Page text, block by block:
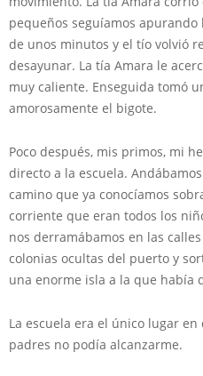
pequeños seguíamos apurando
de unos minutos y el tío volvió
desayunar. La tía Amara le
muy caliente. Enseguida tomó
amorosamente el bigote.
Poco después, mis primos, mi
directo a la escuela.
camino que ya conocíamos
corriente que eran todos los
nos derramábamos en las
colonias ocultas del puerto y
una enorme isla a la que había
La escuela era el único lugar
padres no podía alcanzarme.